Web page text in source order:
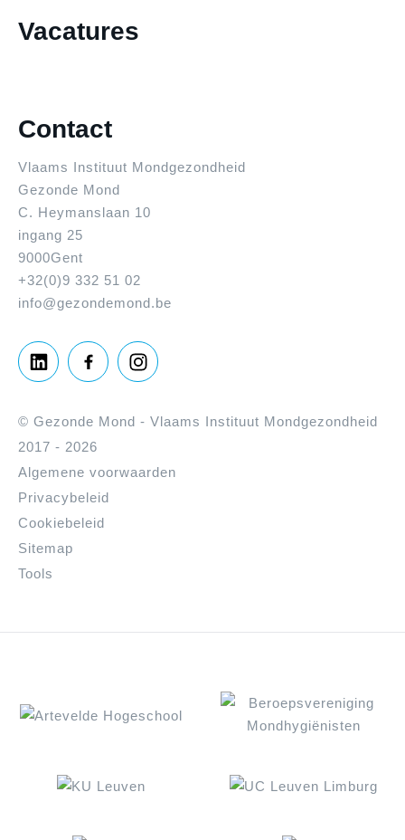
Contact
Vlaams Instituut Mondgezondheid
Gezonde Mond
C. Heymanslaan 10
ingang 25
9000Gent
+32(0)9 332 51 02
info@gezondemond.be
© Gezonde Mond - Vlaams Instituut Mondgezondheid
2017 - 2026
Algemene voorwaarden
Privacybeleid
Cookiebeleid
Sitemap
Tools
Vacatures